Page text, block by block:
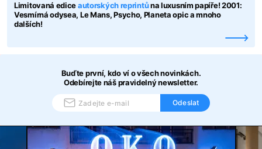
Limitovaná ediceautorských reprintůna luxusním papíře! 2001:
Vesmírná odysea, Le Mans, Psycho, Planeta opic a mnoho
dalších!
Buďte první, kdo ví o všech novinkách.
Odebírejte náš pravidelný newsletter.
Odeslat